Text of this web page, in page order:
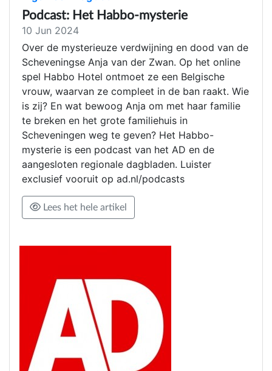
Podcast: Het Habbo-mysterie
10 Jun 2024
Over de mysterieuze verdwijning en dood van de
Scheveningse Anja van der Zwan. Op het online
spel Habbo Hotel ontmoet ze een Belgische
vrouw, waarvan ze compleet in de ban raakt. Wie
is zij? En wat bewoog Anja om met haar familie
te breken en het grote familiehuis in
Scheveningen weg te geven? Het Habbo-
mysterie is een podcast van het AD en de
aangesloten regionale dagbladen. Luister
exclusief vooruit op ad.nl/podcasts
Lees het hele artikel